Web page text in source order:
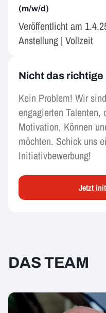
(m/w/d)
Veröffentlicht am
Anstellung | Vollzeit
Nicht das richtige
Kein Problem! Wir
engagierten Talenten,
Motivation, Können
möchten. Schick uns
Initiativbewerbung!
Jetzt
DAS TEAM